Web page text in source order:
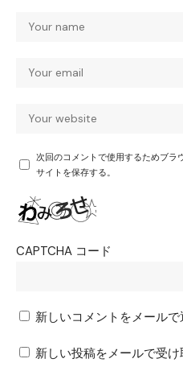
次回のコメントで使用するためブラ
サイトを保存する。
CAPTCHA コード
新しいコメントをメールで
新しい投稿をメールで受け